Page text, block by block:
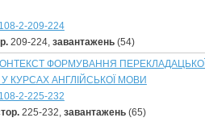
2-209-224
209-224, завантажень(54)
ФОРМУВАННЯ ПЕРЕКЛАДАЦЬКОЇ
КУРСАХ АНГЛІЙСЬКОЇ МОВИ
2-225-232
225-232, завантажень(65)